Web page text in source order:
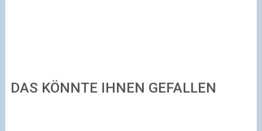
DAS KÖNNTE IHNEN GEFALLEN